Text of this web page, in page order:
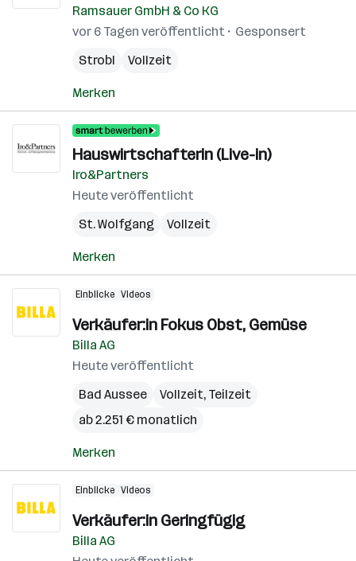
Ramsauer GmbH & Co KG
vor 6 Tagen veröffentlicht
Gesponsert
Strobl
Vollzeit
Merken
Hauswirtschafterin (Live-in)
Iro&Partners
Heute veröffentlicht
St. Wolfgang
Vollzeit
Merken
Einblicke Videos
Verkäufer:in Fokus Obst, Gemüse
Billa AG
Heute veröffentlicht
Bad Aussee
Vollzeit, Teilzeit
ab 2.251 € monatlich
Merken
Einblicke Videos
Verkäufer:in Geringfügig
Billa AG